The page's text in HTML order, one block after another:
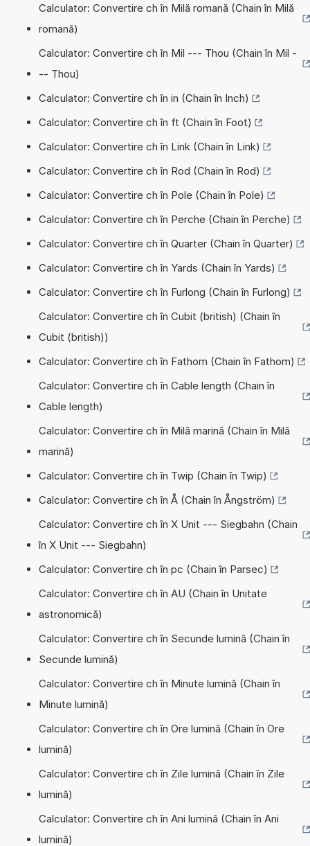
Calculator: Convertire ch în Milă romană (Chain în Milă
romană)
Calculator: Convertire ch în Mil --- Thou (Chain în Mil -
-- Thou)
Calculator: Convertire ch în in (Chain în Inch)
Calculator: Convertire ch în ft (Chain în Foot)
Calculator: Convertire ch în Link (Chain în Link)
Calculator: Convertire ch în Rod (Chain în Rod)
Calculator: Convertire ch în Pole (Chain în Pole)
Calculator: Convertire ch în Perche (Chain în Perche)
Calculator: Convertire ch în Quarter (Chain în Quarter)
Calculator: Convertire ch în Yards (Chain în Yards)
Calculator: Convertire ch în Furlong (Chain în Furlong)
Calculator: Convertire ch în Cubit (british) (Chain în
Cubit (british))
Calculator: Convertire ch în Fathom (Chain în Fathom)
Calculator: Convertire ch în Cable length (Chain în
Cable length)
Calculator: Convertire ch în Milă marină (Chain în Milă
marină)
Calculator: Convertire ch în Twip (Chain în Twip)
Calculator: Convertire ch în Å (Chain în Ångström)
Calculator: Convertire ch în X Unit --- Siegbahn (Chain
în X Unit --- Siegbahn)
Calculator: Convertire ch în pc (Chain în Parsec)
Calculator: Convertire ch în AU (Chain în Unitate
astronomică)
Calculator: Convertire ch în Secunde lumină (Chain în
Secunde lumină)
Calculator: Convertire ch în Minute lumină (Chain în
Minute lumină)
Calculator: Convertire ch în Ore lumină (Chain în Ore
lumină)
Calculator: Convertire ch în Zile lumină (Chain în Zile
lumină)
Calculator: Convertire ch în Ani lumină (Chain în Ani
lumină)